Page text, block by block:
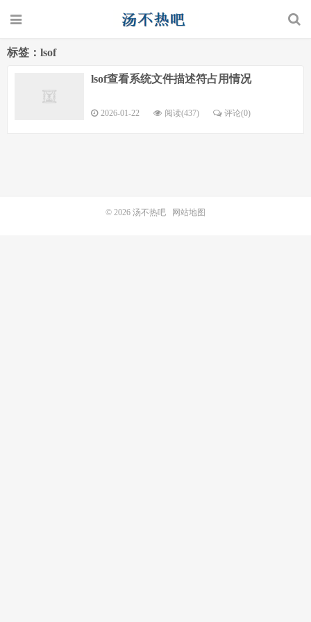
标签：lsof
lsof查看系统文件描述符占用情况
2026-01-22 阅读(437) 评论(0)
© 2026 汤不热吧 网站地图